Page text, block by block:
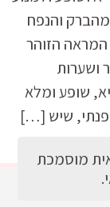
והנפח
הזוהר
ושערות
שופע ומלא
שיש […]
מוסמכת